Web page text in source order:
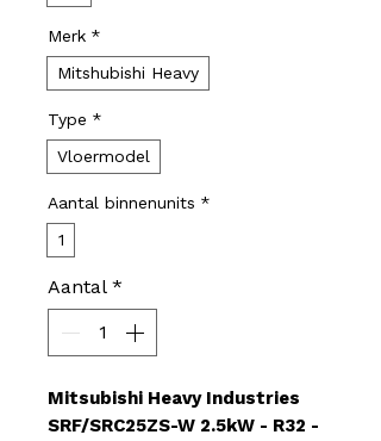
Merk *
Mitshubishi Heavy
Type *
Vloermodel
Aantal binnenunits *
1
Aantal *
Mitsubishi Heavy Industries
SRF/SRC25ZS-W 2.5kW - R32 -